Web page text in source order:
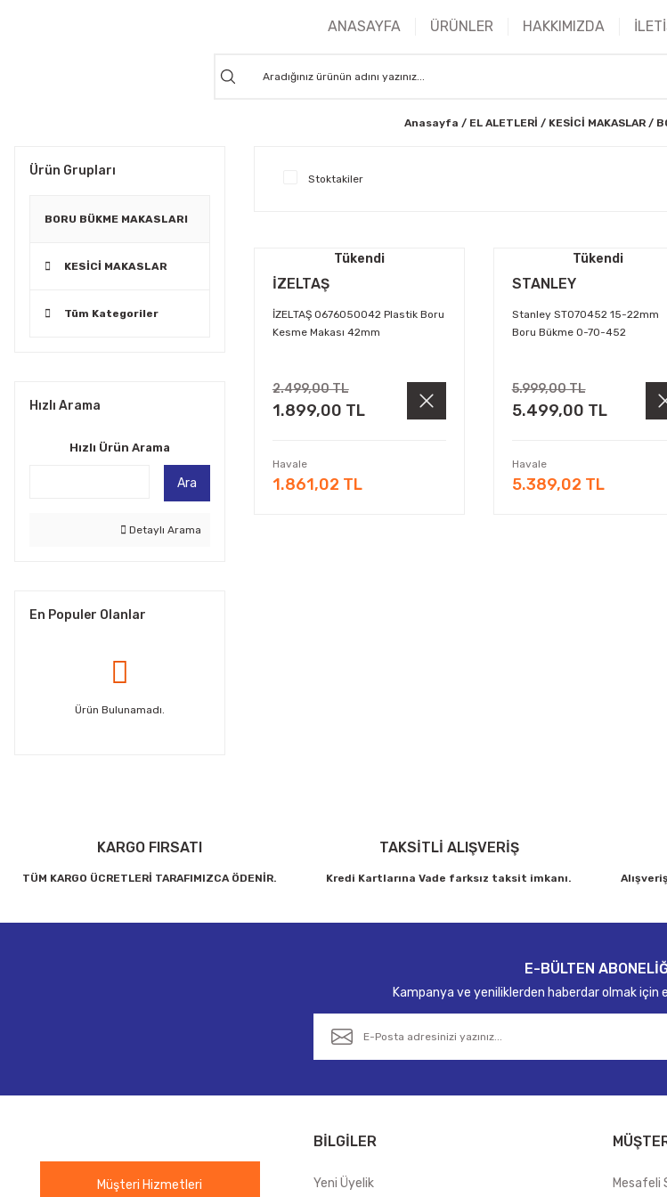
ANASAYFA ÜRÜNLER HAKKIMIZDA
Anasayfa EL ALETLERİ KESİCİ MAKASLAR
Ürün Grupları
BORU BÜKME MAKASLARI
KESİCİ MAKASLAR
Tüm Kategoriler
Hızlı Arama
Hızlı Ürün Arama
Ara
Detaylı Arama
En Populer Olanlar
Ürün Bulunamadı.
Stoktakiler
Tükendi
İZELTAŞ
İZELTAŞ 0676050042 Plastik Boru
Kesme Makası 42mm
2.499,00 TL
1.899,00 TL
Havale
1.861,02 TL
Tükendi
STANLEY
Stanley ST070452 15-22mm
Boru Bükme 0-70-452
5.999,00 TL
5.499,00 TL
Havale
5.389,02 TL
KARGO FIRSATI
TÜM KARGO ÜCRETLERİ TARAFIMIZCA ÖDENİR.
TAKSİTLİ ALIŞVERİŞ
Kredi Kartlarına Vade farksız taksit imkanı.
E-BÜLTEN
Kampanya ve yeniliklerden haberdar olmak için
Müşteri Hizmetleri
BİLGİLER
Yeni Üyelik Mesafeli